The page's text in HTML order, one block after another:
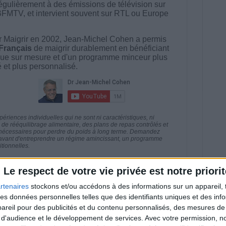
Le respect de votre vie privée est notre
stockons et/ou accédons à des informations sur un appareil,
données personnelles telles que des identifiants uniques et des
pour des publicités et du contenu personnalisés, des mesures
et le développement de services. Avec votre permission,
à des émissions de télévision sur
et intervient souvent sur RTL ou Europe
Maigrir en 2002, Jean-Michel Cohen a permis
de maigrir durablement en bénéficiant
sur mesure et d'un programme minceur plus
et plus personnalisé.
individuelles qui ne sont ni caractéristiques, ni
rééquilibrage alimentaire, des plans de repas contrôlés et
pour perdre du poids à long terme. Demandez
d'entreprendre un régime amincissant, un programme
Voir tout
en live en participant à des vidéo-